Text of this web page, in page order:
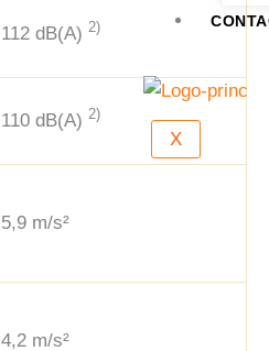
X
112 dB(A) 2)
110 dB(A) 2)
5,9 m/s²
4,2 m/s²